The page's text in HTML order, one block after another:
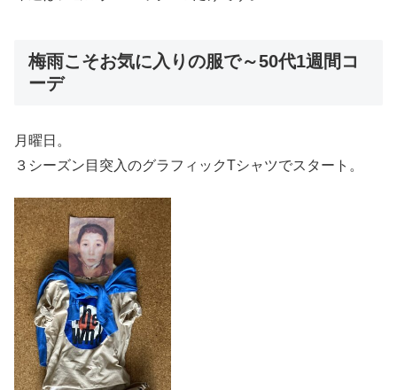
梅雨こそお気に入りの服で～50代1週間コ
ーデ
月曜日。
３シーズン目突入のグラフィックTシャツでスタート。